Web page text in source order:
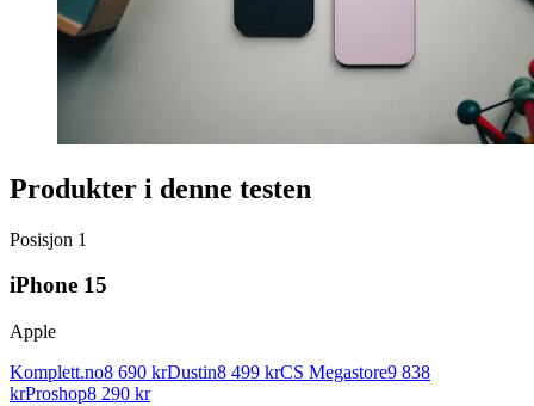
Produkter i denne testen
Posisjon 1
iPhone 15
Apple
Komplett.no8 690 krDustin8 499 krCS Megastore9 838
krProshop8 290 kr